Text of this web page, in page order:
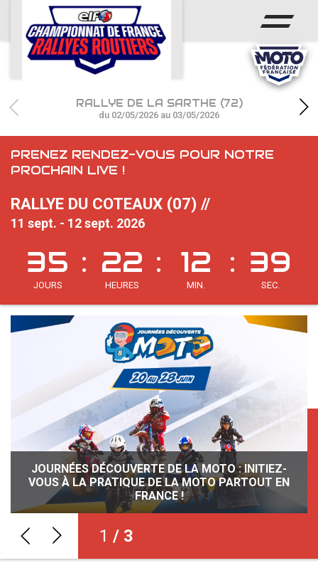
ACCUEIL
ACTUS
CALENDRIER
CHAMPIONNAT
PHOTOS / WEB TV
PARTENAIRES
RALLYE DE LA SARTHE (72)
du 02/05/2026 au 03/05/2026
JOURNÉES DÉCOUVERTE DE LA MOTO : INITIEZ-
VOUS À LA PRATIQUE DE LA MOTO PARTOUT EN
FRANCE !
DAMIEN GIMBERT, VAINQUEUR SURPRISE DU 68ÈME
RALLYE DE LA SARTHE
RALLYE ROUTIER 2026 : ELECTION DU
REPRÉSENTANT DES PILOTES
1 / 3
PRENEZ RENDEZ-VOUS POUR NOTRE
PROCHAIN LIVE !
RALLYE DU COTEAUX (07) //
11 sept. - 12 sept. 2026
35 22 12 38